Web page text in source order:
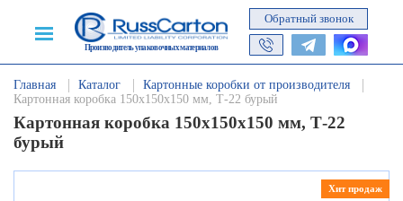
Производитель упаковочных материалов
Обратный звонок
Главная Каталог
Картонные коробки от производителя
Картонная коробка 150х150х150 мм, Т-22 бурый
Картонная коробка 150х150х150 мм, Т-22
бурый
Хит продаж